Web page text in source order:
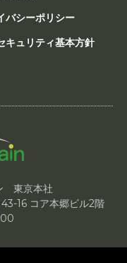
バシーポリシー
キュリティ基本方針
東京本社
16 コア本郷ビル2階